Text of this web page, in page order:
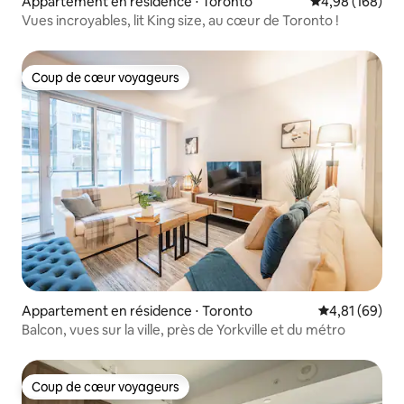
Vues incroyables, lit King size, au cœur de Toronto !
Coup de cœur voyageurs
Coup de cœur voyageurs
Appartement en résidence ⋅ Toronto Évaluation
4,81 (69)
Balcon, vues sur la ville, près de Yorkville et du métro
Coup de cœur voyageurs
Coup de cœur voyageurs